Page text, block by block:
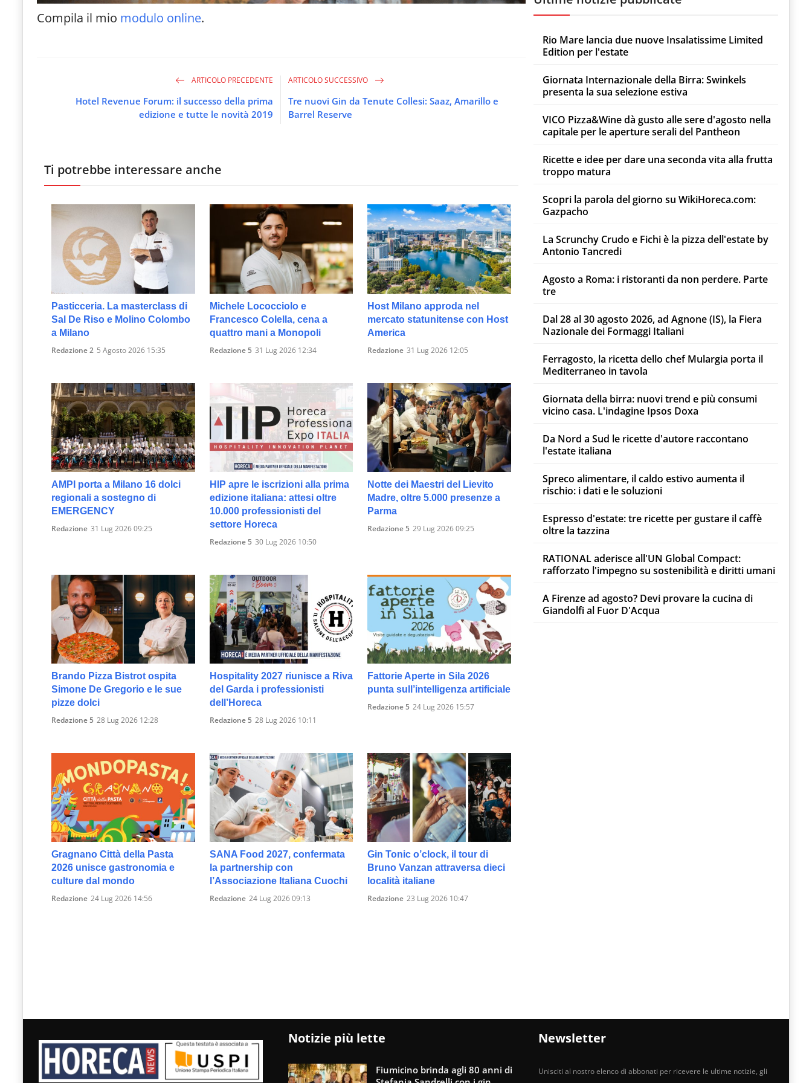
Compila il mio modulo online.
ARTICOLO PRECEDENTE
Hotel Revenue Forum: il successo della prima
edizione e tutte le novità 2019
ARTICOLO SUCCESSIVO
Tre nuovi Gin da Tenute Collesi: Saaz, Amarillo e
Barrel Reserve
Ti potrebbe interessare anche
Pasticceria. La masterclass di
Sal De Riso e Molino Colombo
a Milano
Redazione 2 5 Agosto 2026 15:35
Michele Lococciolo e
Francesco Colella, cena a
quattro mani a Monopoli
Redazione 5 31 Lug 2026 12:34
Host Milano approda nel
mercato statunitense con Host
America
Redazione 31 Lug 2026 12:05
AMPI porta a Milano 16 dolci
regionali a sostegno di
EMERGENCY
Redazione 31 Lug 2026 09:25
HIP apre le iscrizioni alla prima
edizione italiana: attesi oltre
10.000 professionisti del
settore Horeca
Redazione 5 30 Lug 2026 10:50
Notte dei Maestri del Lievito
Madre, oltre 5.000 presenze a
Parma
Redazione 5 29 Lug 2026 09:25
Brando Pizza Bistrot ospita
Simone De Gregorio e le sue
pizze dolci
Redazione 5 28 Lug 2026 12:28
Hospitality 2027 riunisce a Riva
del Garda i professionisti
dell’Horeca
Redazione 5 28 Lug 2026 10:11
Fattorie Aperte in Sila 2026
punta sull’intelligenza artificiale
Redazione 5 24 Lug 2026 15:57
Gragnano Città della Pasta
2026 unisce gastronomia e
culture dal mondo
Redazione 24 Lug 2026 14:56
SANA Food 2027, confermata
la partnership con
l’Associazione Italiana Cuochi
Redazione 24 Lug 2026 09:13
Gin Tonic o’clock, il tour di
Bruno Vanzan attraversa dieci
località italiane
Redazione 23 Lug 2026 10:47
Rio Mare lancia due nuove Insalatissime Limited
Edition per l'estate
Giornata Internazionale della Birra: Swinkels
presenta la sua selezione estiva
VICO Pizza&Wine dà gusto alle sere d'agosto nella
capitale per le aperture serali del Pantheon
Ricette e idee per dare una seconda vita alla frutta
troppo matura
Scopri la parola del giorno su WikiHoreca.com:
Gazpacho
La Scrunchy Crudo e Fichi è la pizza dell'estate by
Antonio Tancredi
Agosto a Roma: i ristoranti da non perdere. Parte
tre
Dal 28 al 30 agosto 2026, ad Agnone (IS), la Fiera
Nazionale dei Formaggi Italiani
Ferragosto, la ricetta dello chef Mulargia porta il
Mediterraneo in tavola
Giornata della birra: nuovi trend e più consumi
vicino casa. L'indagine Ipsos Doxa
Da Nord a Sud le ricette d'autore raccontano
l'estate italiana
Spreco alimentare, il caldo estivo aumenta il
rischio: i dati e le soluzioni
Espresso d'estate: tre ricette per gustare il caffè
oltre la tazzina
RATIONAL aderisce all'UN Global Compact:
rafforzato l'impegno su sostenibilità e diritti umani
A Firenze ad agosto? Devi provare la cucina di
Giandolfi al Fuor D'Acqua
Notizie più lette
Fiumicino brinda agli 80 anni di
Newsletter
Unisciti al nostro elenco di abbonati per ricevere le ultime notizie, gli